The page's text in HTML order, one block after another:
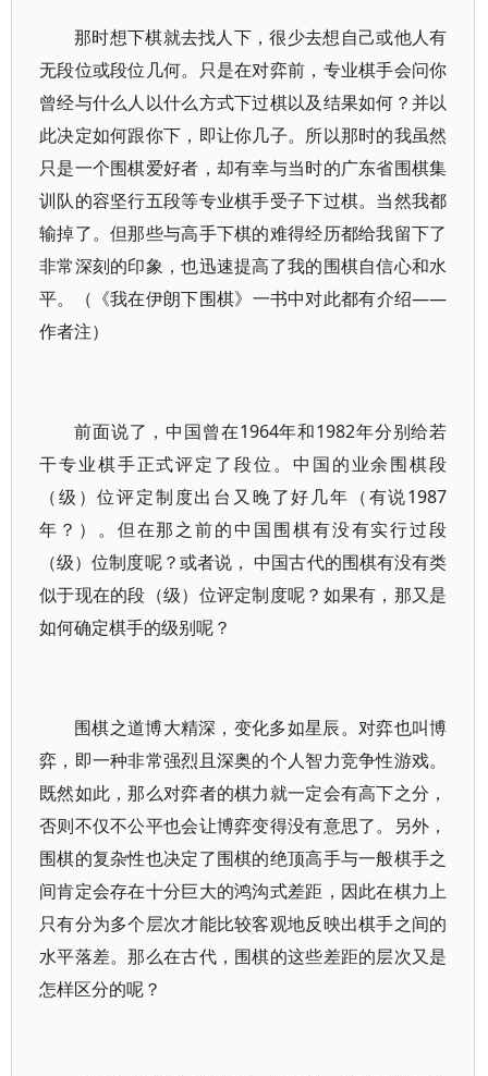
那时想下棋就去找人下，很少去想自己或他人有
无段位或段位几何。只是在对弈前，专业棋手会问你
曾经与什么人以什么方式下过棋以及结果如何？并以
此决定如何跟你下，即让你几子。所以那时的我虽然
只是一个围棋爱好者，却有幸与当时的广东省围棋集
训队的容坚行五段等专业棋手受子下过棋。当然我都
输掉了。但那些与高手下棋的难得经历都给我留下了
非常深刻的印象，也迅速提高了我的围棋自信心和水
平。（《我在伊朗下围棋》一书中对此都有介绍——
作者注）
前面说了，中国曾在1964年和1982年分别给若
干专业棋手正式评定了段位。中国的业余围棋段
（级）位评定制度出台又晚了好几年（有说1987
年？）。但在那之前的中国围棋有没有实行过段
（级）位制度呢？或者说， 中国古代的围棋有没有类
似于现在的段（级）位评定制度呢？如果有，那又是
如何确定棋手的级别呢？
围棋之道博大精深，变化多如星辰。对弈也叫博
弈，即一种非常强烈且深奥的个人智力竞争性游戏。
既然如此，那么对弈者的棋力就一定会有高下之分，
否则不仅不公平也会让博弈变得没有意思了。另外，
围棋的复杂性也决定了围棋的绝顶高手与一般棋手之
间肯定会存在十分巨大的鸿沟式差距，因此在棋力上
只有分为多个层次才能比较客观地反映出棋手之间的
水平落差。那么在古代，围棋的这些差距的层次又是
怎样区分的呢？